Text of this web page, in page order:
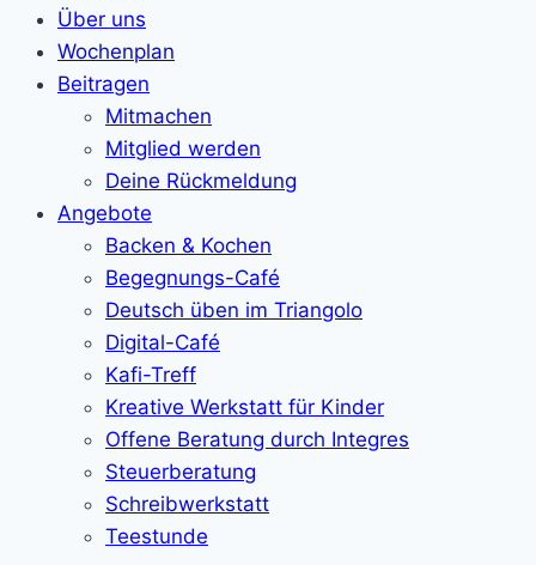
Über uns
Wochenplan
Beitragen
Mitmachen
Mitglied werden
Deine Rückmeldung
Angebote
Backen & Kochen
Begegnungs-Café
Deutsch üben im Triangolo
Digital-Café
Kafi-Treff
Kreative Werkstatt für Kinder
Offene Beratung durch Integres
Steuerberatung
Schreibwerkstatt
Teestunde